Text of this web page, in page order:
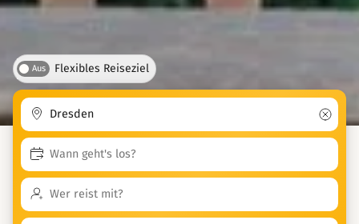
Aus Flexibles Reiseziel